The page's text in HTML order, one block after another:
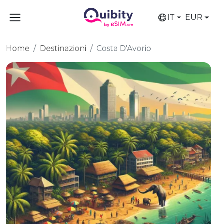
IT EUR
Home Destinazioni Costa D'Avorio